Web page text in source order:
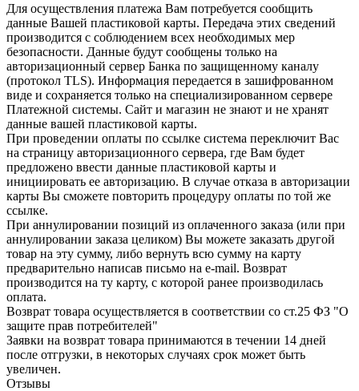
Для осуществления платежа Вам потребуется сообщить
данные Вашей пластиковой карты. Передача этих сведений
производится с соблюдением всех необходимых мер
безопасности. Данные будут сообщены только на
авторизационный сервер Банка по защищенному каналу
(протокол TLS). Информация передается в зашифрованном
виде и сохраняется только на специализированном сервере
Платежной системы. Сайт и магазин не знают и не хранят
данные вашей пластиковой карты.
При проведении оплаты по ссылке система переключит Вас
на страницу авторизационного сервера, где Вам будет
предложено ввести данные пластиковой карты и
инициировать ее авторизацию. В случае отказа в авторизации
карты Вы сможете повторить процедуру оплаты по той же
ссылке.
При аннулировании позиций из оплаченного заказа (или при
аннулировании заказа целиком) Вы можете заказать другой
товар на эту сумму, либо вернуть всю сумму на карту
предварительно написав письмо на e-mail. Возврат
производится на ту карту, с которой ранее производилась
оплата.
Возврат товара осуществляется в соответствии со ст.25 ФЗ "О
защите прав потребителей"
Заявки на возврат товара принимаются в течении 14 дней
после отгрузки, в некоторых случаях срок может быть
увеличен.
Отзывы